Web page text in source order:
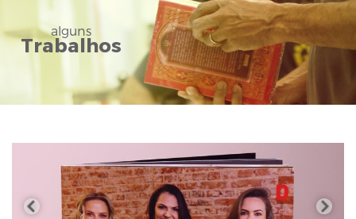
alguns
Trabalhos
Anterior